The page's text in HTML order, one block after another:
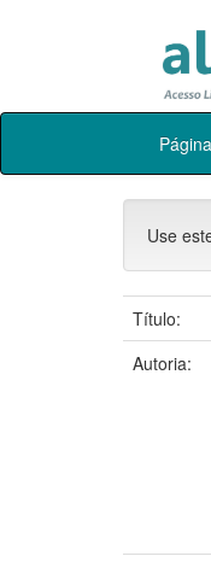
Skip
Use
Título:
Autoria: